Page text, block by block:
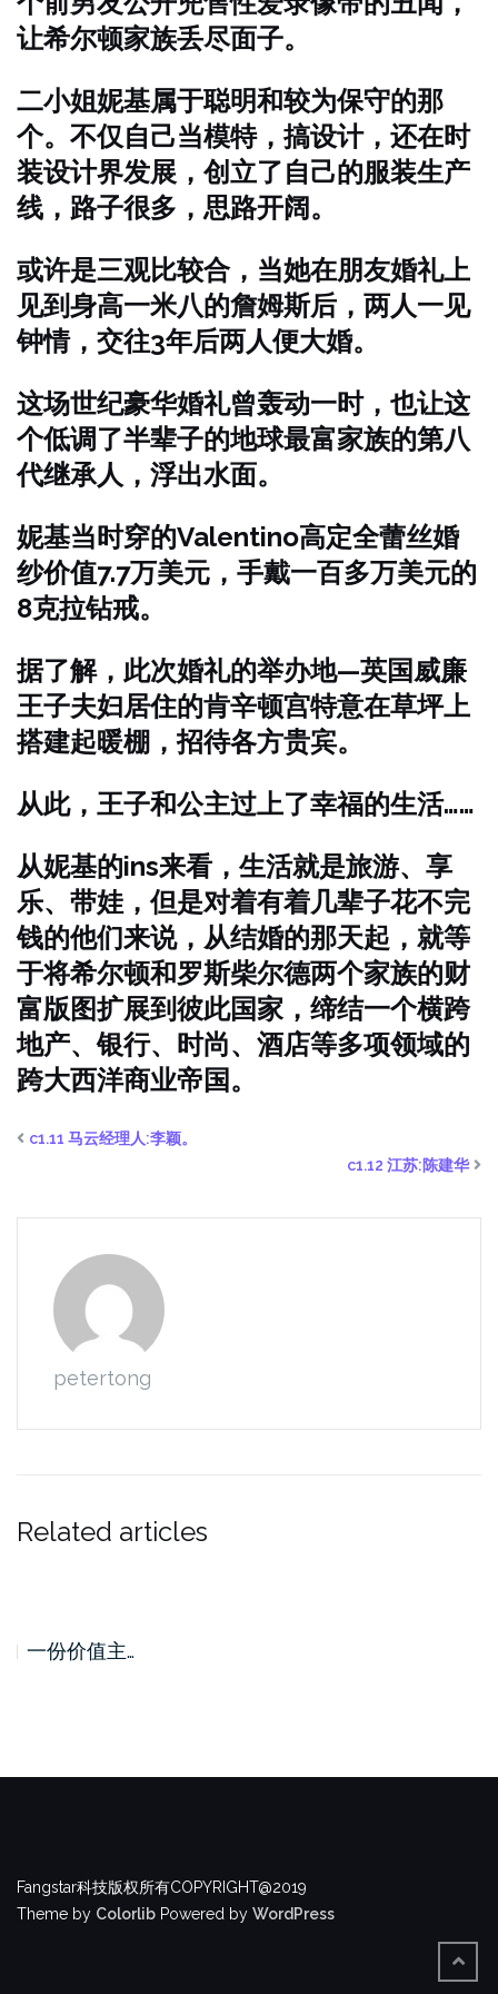
让希尔顿家族丢尽面子。
二小姐妮基属于聪明和较为保守的那
个。不仅自己当模特，搞设计，还在时
装设计界发展，创立了自己的服装生产
线，路子很多，思路开阔。
或许是三观比较合，当她在朋友婚礼上
见到身高一米八的詹姆斯后，两人一见
钟情，交往3年后两人便大婚。
这场世纪豪华婚礼曾轰动一时，也让这
个低调了半辈子的地球最富家族的第八
代继承人，浮出水面。
妮基当时穿的Valentino高定全蕾丝婚
纱价值7.7万美元，手戴一百多万美元的
8克拉钻戒。
据了解，此次婚礼的举办地—英国威廉
王子夫妇居住的肯辛顿宫特意在草坪上
搭建起暖棚，招待各方贵宾。
从此，王子和公主过上了幸福的生活……
从妮基的ins来看，生活就是旅游、享
乐、带娃，但是对着有着几辈子花不完
钱的他们来说，从结婚的那天起，就等
于将希尔顿和罗斯柴尔德两个家族的财
富版图扩展到彼此国家，缔结一个横跨
地产、银行、时尚、酒店等多项领域的
跨大西洋商业帝国。
c1.11 马云经理人:李颖。
c1.12 江苏:陈建华
petertong
Related articles
一份价值主…
Fangstar科技版权所有COPYRIGHT@2019
Theme by Colorlib Powered by WordPress